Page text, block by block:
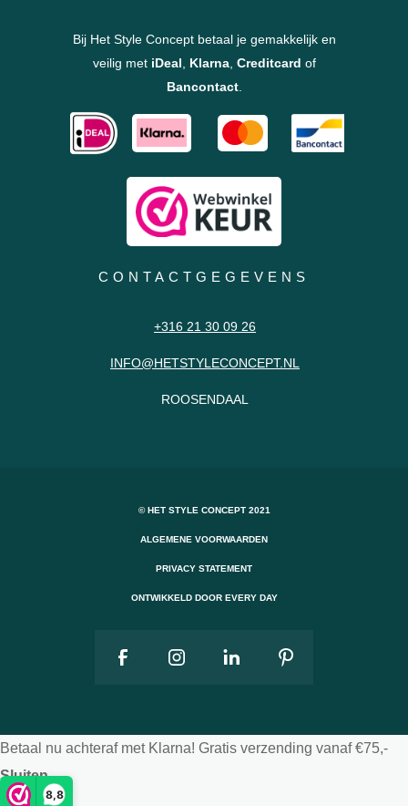
8,8
Bij Het Style Concept betaal je gemakkelijk en
veilig met iDeal Klarna, Creditcard of
Bancontact.
CONTACTGEGEVENS
+316 21 30 09 26
INFO@HETSTYLECONCEPT.NL
ROOSENDAAL
© HET STYLE CONCEPT 2021
ALGEMENE VOORWAARDEN
PRIVACY STATEMENT
ONTWIKKELD DOOR EVERY DAY
Betaal nu achteraf met Klarna! Gratis verzending vanaf €75,-
Sluiten